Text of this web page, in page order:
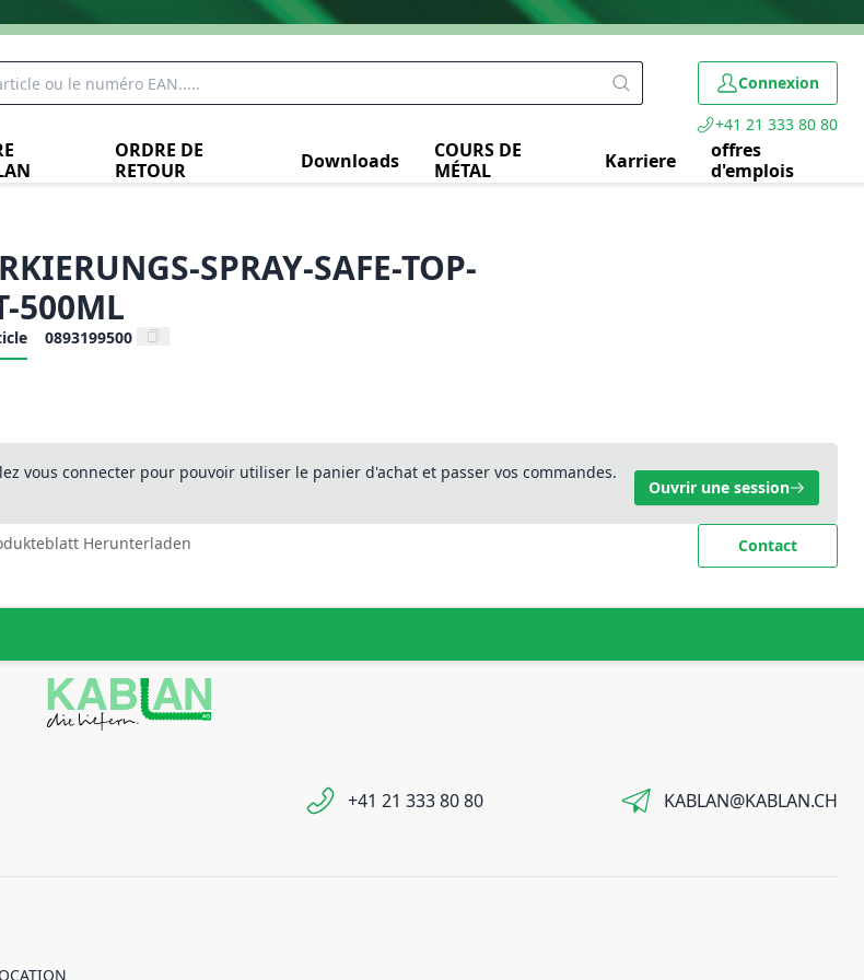
Connexion
+41 21 333 80 80
ORDRE DE
RETOUR
Downloads
COURS DE
MÉTAL
Karriere
offres
d'emplois
SPRAY-SAFE-TOP-
500ML
0893199500
vous connecter pour pouvoir utiliser le panier d'achat et passer vos commandes.
Ouvrir une session
Herunterladen Contact
+41 21 333 80 80 KABLAN@KABLAN.CH